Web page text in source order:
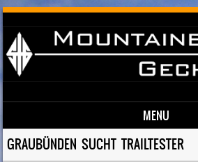
MENU
Skip to content
GRAUBÜNDEN SUCHT TRAILTESTER